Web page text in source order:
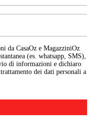
da CasaOz e MagazziniOz
(es. whatsapp, SMS),
di informazioni e dichiaro
dei dati personali a